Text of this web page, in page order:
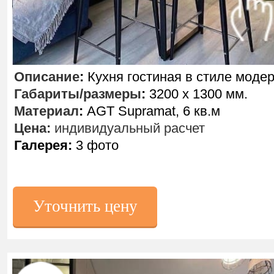
Уточнить цену
Описание: Кухня гостиная в стиле
Габариты/размеры: 3200 х 1300 мм.
Материал: AGT Supramat, 6 кв.м
Цена: индивидуальный расчет
Галерея: 3 фото